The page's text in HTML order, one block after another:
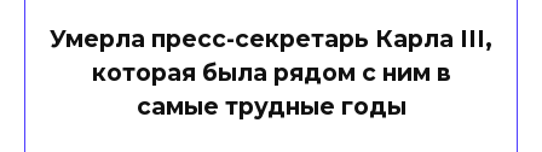
Умерла пресс-секретарь Карла III,
которая была рядом с ним в
самые трудные годы